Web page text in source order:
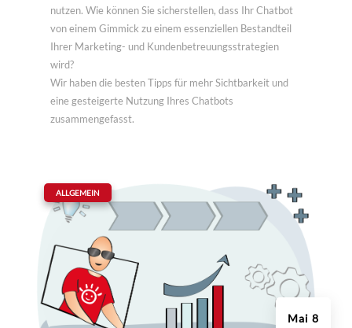
nutzen. Wie können Sie sicherstellen, dass Ihr Chatbot
von einem Gimmick zu einem essenziellen Bestandteil
Ihrer Marketing- und Kundenbetreuungsstrategien
wird?
Wir haben die besten Tipps für mehr Sichtbarkeit und
eine gesteigerte Nutzung Ihres Chatbots
zusammengefasst.
Mai 8
ALLGEMEIN